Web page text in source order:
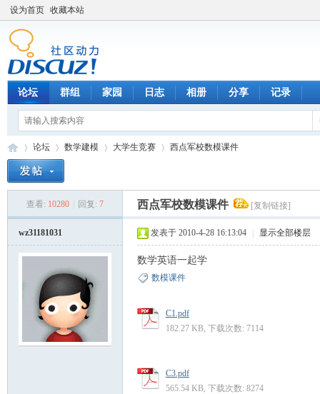
设为首页 收藏本站
论坛 群组 家园 日志 相册 分享 记录
论坛
›
数学建模
›
大学生竞赛
›
西点军校数模课件
查看: 10280 回复: 7 西点军校数模课件 [复制链接]
wz31181031 发表于 2010-4-28 16:13:04 显示全部楼层
数学英语一起学
数模课件
C1.pdf
182.27 KB, 下载次数: 7114
C3.pdf
565.54 KB, 下载次数: 8274